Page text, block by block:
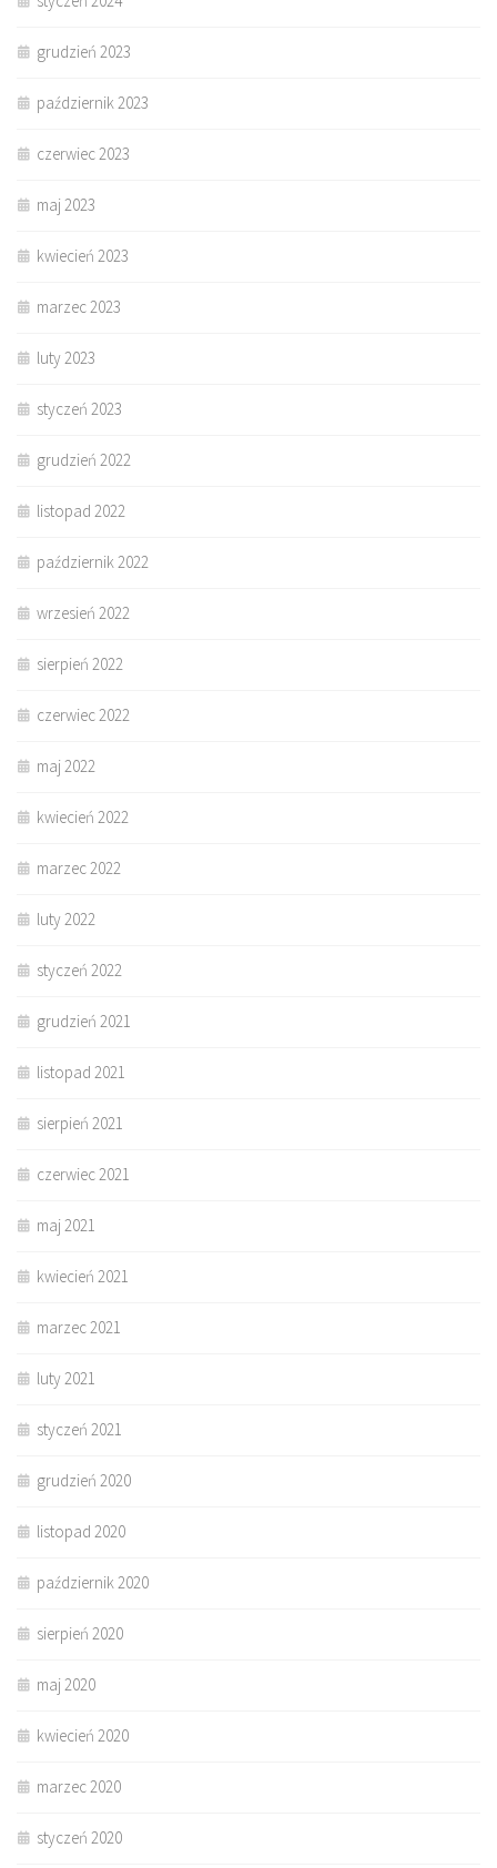
grudzień 2023
październik 2023
czerwiec 2023
maj 2023
kwiecień 2023
marzec 2023
luty 2023
styczeń 2023
grudzień 2022
listopad 2022
październik 2022
wrzesień 2022
sierpień 2022
czerwiec 2022
maj 2022
kwiecień 2022
marzec 2022
luty 2022
styczeń 2022
grudzień 2021
listopad 2021
sierpień 2021
czerwiec 2021
maj 2021
kwiecień 2021
marzec 2021
luty 2021
styczeń 2021
grudzień 2020
listopad 2020
październik 2020
sierpień 2020
maj 2020
kwiecień 2020
marzec 2020
styczeń 2020